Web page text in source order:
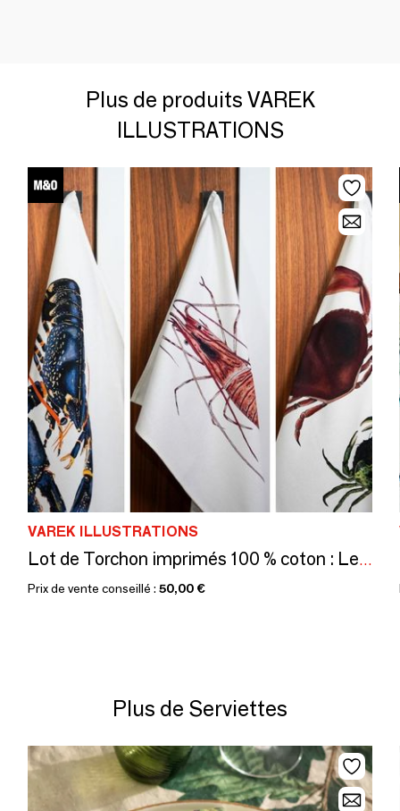
Plus de produits VAREK
ILLUSTRATIONS
VAREK ILLUSTRATIONS
Lot de Torchon imprimés 100 % coton : Les Crustacés de la Marée
Prix de vente conseillé : 50,00 €
Plus de Serviettes